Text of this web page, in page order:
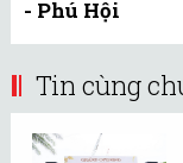
- Phú Hội
Tin cùng